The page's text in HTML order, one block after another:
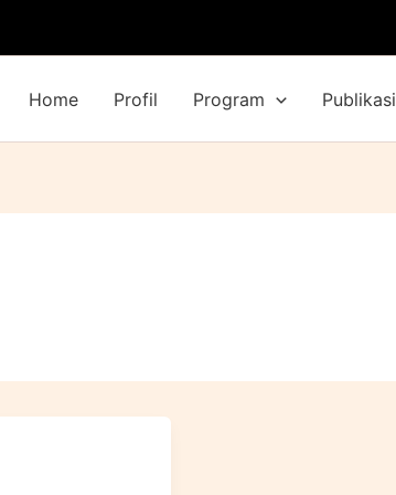
Home
Profil Program Publikasi